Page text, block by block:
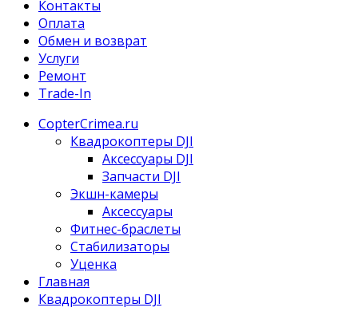
Контакты
Оплата
Обмен и возврат
Услуги
Ремонт
Trade-In
CopterCrimea.ru
Квадрокоптеры DJI
Аксессуары DJI
Запчасти DJI
Экшн-камеры
Аксессуары
Фитнес-браслеты
Стабилизаторы
Уценка
Главная
Квадрокоптеры DJI